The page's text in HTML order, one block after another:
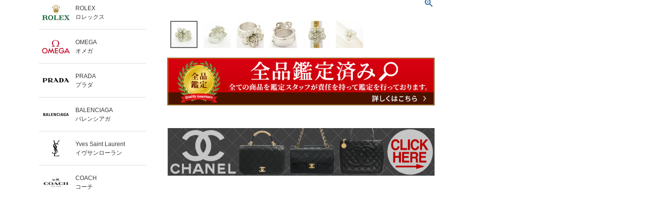
ROLEX
ロレックス
OMEGA
オメガ
PRADA
プラダ
BALENCIAGA
バレンシアガ
Yves Saint Laurent
イヴサンローラン
COACH
コーチ